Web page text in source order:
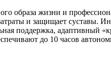
образа жизни и
и защищает суставы.
поддержка, адаптивный
до 10 часов